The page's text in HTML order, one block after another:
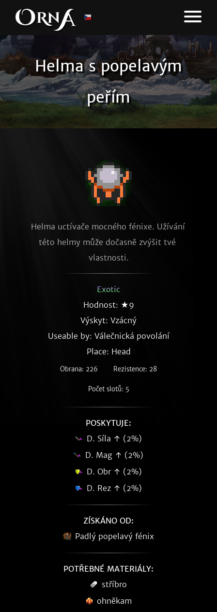
Helma s popelavým
peřím
Helma uctívače mocného fénixe. Užívání
této helmy může dočasně zvýšit tvé
vlastnosti.
Exotic
Hodnost: ★9
Výskyt: Vzácný
Useable by: Válečnická povolání
Place: Head
Obrana: 226 Rezistence: 28
Počet slotů: 5
POSKYTUJE:
D. Síla ↑ (2%)
D. Mag ↑ (2%)
D. Obr ↑ (2%)
D. Rez ↑ (2%)
ZÍSKÁNO OD:
Padlý popelavý fénix
POTŘEBNÉ MATERIÁLY:
stříbro
ohněkam